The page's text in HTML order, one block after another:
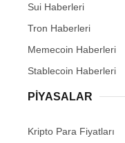
Sui Haberleri
Tron Haberleri
Memecoin Haberleri
Stablecoin Haberleri
PIYASALAR
Kripto Para Fiyatları